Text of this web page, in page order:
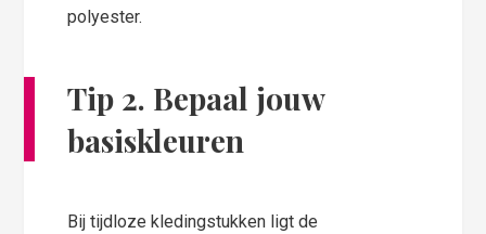
polyester.
Tip 2. Bepaal jouw
basiskleuren
Bij tijdloze kledingstukken ligt de